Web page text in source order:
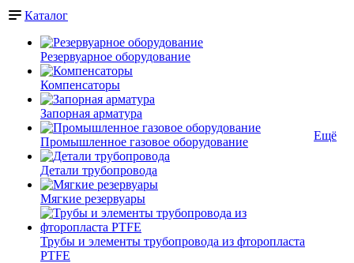
Каталог
Резервуарное оборудование
Компенсаторы
Запорная арматура
Промышленное газовое оборудование
Детали трубопровода
Мягкие резервуары
Трубы и элементы трубопровода из фторопласта
PTFE
Ещё